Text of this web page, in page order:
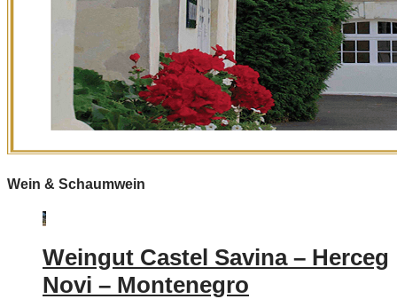
Wein & Schaumwein
Weingut Castel Savina – Herceg
Novi – Montenegro